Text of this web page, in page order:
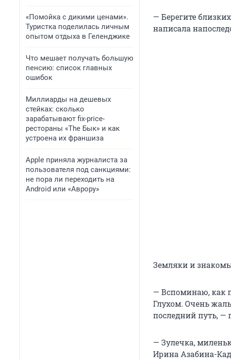
«Помойка с дикими ценами».
Туристка поделилась личным
опытом отдыха в Геленджике
Что мешает получать большую
пенсию: список главных
ошибок
Миллиарды на дешевых
стейках: сколько
зарабатывают fix-price-
рестораны «The Бык» и как
устроена их франшиза
Apple приняла журналиста за
пользователя под санкциями:
не пора ли переходить на
Android или «Аврору»
— Берегите
написала
Земляки и
— Вспоминаю, как
Глухом. Очень
последний путь, —
— Зулечка,
Ирина Азабина-